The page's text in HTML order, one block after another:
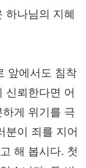
나님의 지혜
앞에서도 침착
신뢰한다면 어
게 위기를 극
분이 죄를 지어
해 봅시다. 첫